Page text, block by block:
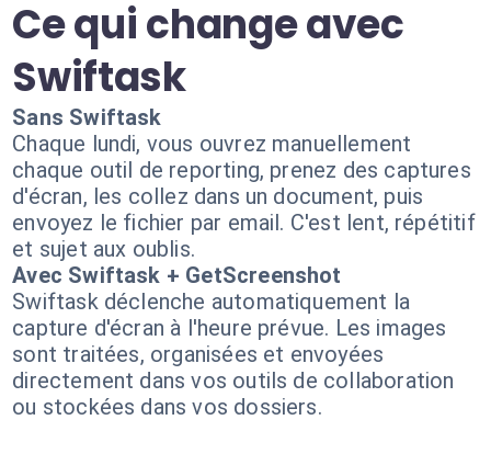
Ce qui change avec
Swiftask
Sans Swiftask
Chaque lundi, vous ouvrez manuellement
chaque outil de reporting, prenez des captures
d'écran, les collez dans un document, puis
envoyez le fichier par email. C'est lent, répétitif
et sujet aux oublis.
Avec Swiftask + GetScreenshot
Swiftask déclenche automatiquement la
capture d'écran à l'heure prévue. Les images
sont traitées, organisées et envoyées
directement dans vos outils de collaboration
ou stockées dans vos dossiers.